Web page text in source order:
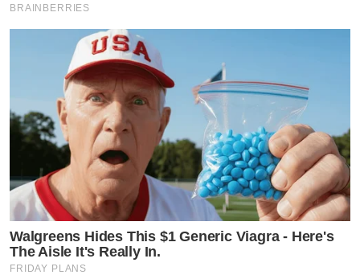
BRAINBERRIES
Walgreens Hides This $1 Generic Viagra - Here's
The Aisle It's Really In.
FRIDAY PLANS